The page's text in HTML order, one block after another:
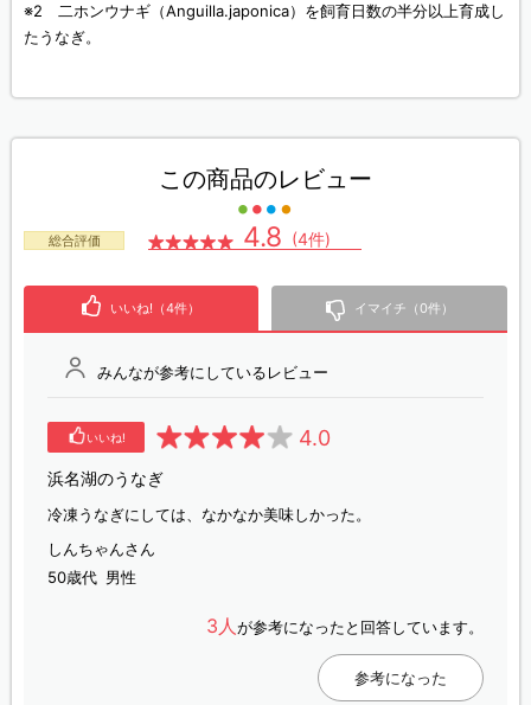
※2 二ホンウナギ（Anguilla.japonica）を飼育日数の半分以上育成し
たうなぎ。
この商品のレビュー
総合評価 4.8 (4件)
いいね!（4件） イマイチ（0件）
みんなが参考にしているレビュー
いいね! 4.0
浜名湖のうなぎ
冷凍うなぎにしては、なかなか美味しかった。
しんちゃんさん
50歳代 男性
3人が参考になったと回答しています。
参考になった